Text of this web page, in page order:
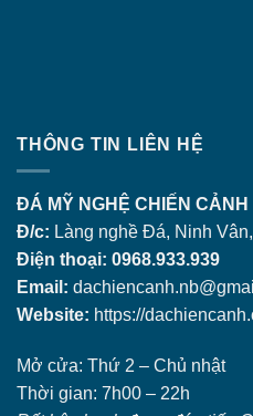
THÔNG TIN LIÊN HỆ
ĐÁ MỸ NGHỆ CHIẾN CẢNH
Đ/c: Làng nghề Đá, Ninh
Điện thoại: 0968.933.939
Email:
Website: https://
Mở cửa: Thứ 2 – Chủ nhật
Thời gian: 7h00 – 22h